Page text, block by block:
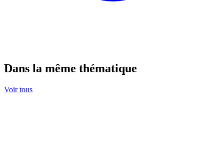
Dans la même thématique
Voir tous